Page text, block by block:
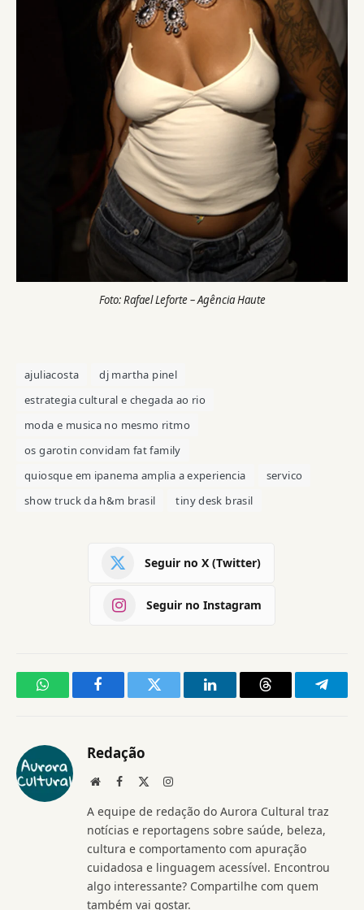
Foto: Rafael Leforte – Agência Haute
ajuliacosta
dj martha pinel
estrategia cultural e chegada ao rio
moda e musica no mesmo ritmo
os garotin convidam fat family
quiosque em ipanema amplia a experiencia
servico
show truck da h&m brasil
tiny desk brasil
Seguir no X (Twitter)
Seguir no Instagram
WhatsAppFacebookTwitter LinkedInThreads
Redação
WebsiteFacebook Instagram
A equipe de redação do Aurora Cultural traz
notícias e reportagens sobre saúde, beleza,
cultura e comportamento com apuração
cuidadosa e linguagem acessível. Encontrou
algo interessante? Compartilhe com quem
também vai gostar.